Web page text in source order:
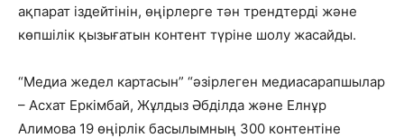
ақпарат іздейтінін, өңірлерге тән трендтерді және
көпшілік қызығатын контент түріне шолу жасайды.
“Медиа жедел картасын” “әзірлеген медиасарапшылар
– Асхат Еркімбай, Жұлдыз Әбділда және Елнұр
Алимова 19 өңірлік басылымның 300 контентіне